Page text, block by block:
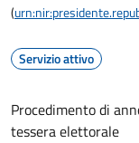
(
Servizio attivo
Procedimento di
tessera elettorale